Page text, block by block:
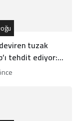
deviren tuzak
tehdit ediyor:
rejiminin
neden yanlış